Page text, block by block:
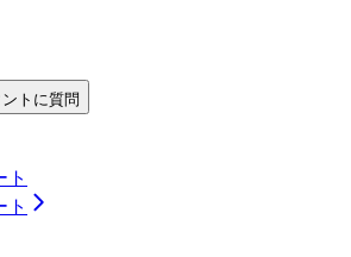
トに質問
ト
ト